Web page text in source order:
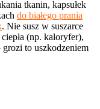
tkanin, kapsułek
do białego prania
. Nie susz w suszarce
(np. kaloryfer),
grozi to uszkodzeniem